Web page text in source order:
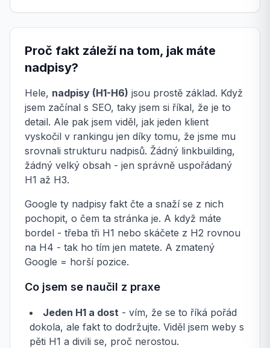
Proč fakt záleží na tom, jak máte
nadpisy?
Hele, nadpisy (H1-H6) jsou prostě základ. Když
jsem začínal s SEO, taky jsem si říkal, že je to
detail. Ale pak jsem viděl, jak jeden klient
vyskočil v rankingu jen díky tomu, že jsme mu
srovnali strukturu nadpisů. Žádný linkbuilding,
žádný velký obsah - jen správně uspořádaný
H1 až H3.
Google ty nadpisy fakt čte a snaží se z nich
pochopit, o čem ta stránka je. A když máte
bordel - třeba tři H1 nebo skáčete z H2 rovnou
na H4 - tak ho tím jen matete. A zmatený
Google = horší pozice.
Co jsem se naučil z praxe
Jeden H1 a dost - vím, že se to říká pořád
dokola, ale fakt to dodržujte. Viděl jsem weby s
pěti H1 a divili se, proč nerostou.